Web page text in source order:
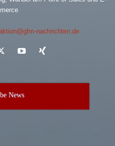
nachrichten.de
News